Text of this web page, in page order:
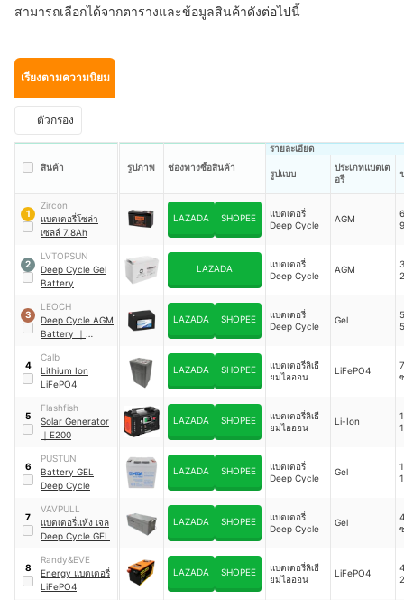
สามารถเลือกได้จากตารางและข้อมูลสินค้าดังต่อไปนี้
เรียงตามความนิยม
ตัวกรอง
สินค้า รูปภาพ ช่องทางซื้อสินค้า
รายละเอียด
รูปแบบ
ประเภทแบตเต
อรี
1
Zircon
แบตเตอรี่โซล่า
เซลล์ 7.8Ah
LAZADA SHOPEE
แบตเตอรี่
Deep Cycle
AGM
2
LVTOPSUN
Deep Cycle Gel
Battery
LAZADA
แบตเตอรี่
Deep Cycle
AGM
3
LEOCH
Deep Cycle AGM
Battery
｜
LAZADA SHOPEE
แบตเตอรี่
Deep Cycle
Gel
4
Calb
Lithium Ion
LiFePO4
LAZADA SHOPEE
แบตเตอรี่ลิเธี
ยมไอออน
LiFePO4
5
Flashfish
Solar Generator
｜ E200
LAZADA SHOPEE
แบตเตอรี่ลิเธี
ยมไอออน
Li-Ion
6
PUSTUN
Battery GEL
Deep Cycle
LAZADA SHOPEE
แบตเตอรี่
Deep Cycle
Gel
7
VAVPULL
แบตเตอรี่แห้ง เจล
Deep Cycle GEL
LAZADA SHOPEE
แบตเตอรี่
Deep Cycle
Gel
8
Randy&EVE
Energy แบตเตอรี่
LiFePO4
LAZADA SHOPEE
แบตเตอรี่ลิเธี
ยมไอออน
LiFePO4